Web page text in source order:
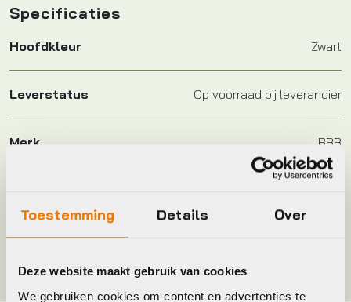
Toestemming Details Over
Deze website maakt gebruik van cookies
We gebruiken cookies om content en advertenties te
Specificaties
Hoofdkleur Zwart
Leverstatus Op voorraad bij leverancier
Merk BBB
Kleur